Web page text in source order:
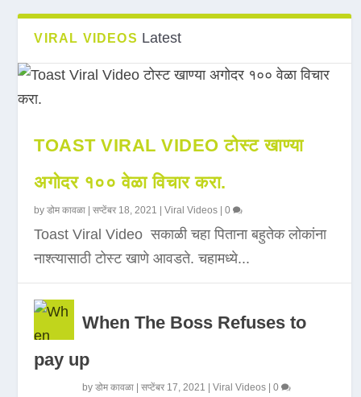
VIRAL VIDEOS Latest
TOAST VIRAL VIDEO टोस्ट खाण्या
अगोदर १०० वेळा विचार करा.
byडोम कावळा |सप्टेंबर 18, 2021 |Viral Videos |0
Toast Viral Video सकाळी चहा पिताना बहुतेक लोकांना
नाश्त्यासाठी टोस्ट खाणे आवडते. चहामध्ये...
When The Boss Refuses to
pay up
byडोम कावळा |सप्टेंबर 17, 2021 |Viral Videos |0